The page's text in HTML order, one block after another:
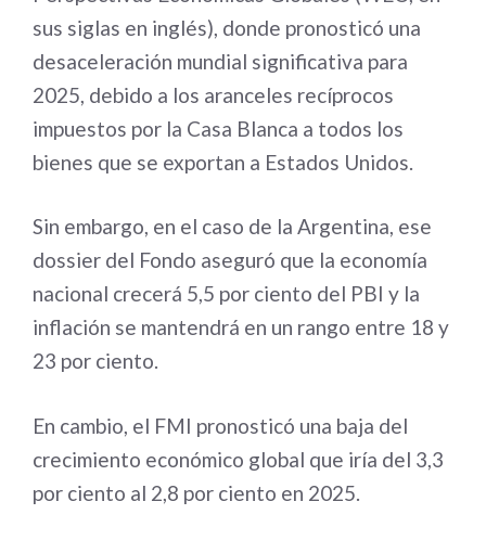
sus siglas en inglés), donde pronosticó una
desaceleración mundial significativa para
2025, debido a los aranceles recíprocos
impuestos por la Casa Blanca a todos los
bienes que se exportan a Estados Unidos.
Sin embargo, en el caso de la Argentina, ese
dossier del Fondo aseguró que la economía
nacional crecerá 5,5 por ciento del PBI y la
inflación se mantendrá en un rango entre 18 y
23 por ciento.
En cambio, el FMI pronosticó una baja del
crecimiento económico global que iría del 3,3
por ciento al 2,8 por ciento en 2025.